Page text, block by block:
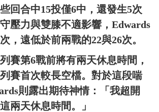
回合中15投僅6中，還發生5次
壓力與雙膝不適影響，Edwards
，遠低於前兩戰的22與26次。
賽第6戰前將有兩天休息時間，
賽首次較長空檔。對於這段喘
則露出期待神情：「我超開
兩天休息時間。」